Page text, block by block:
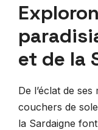
et de la
De l’éclat de
couchers de
la Sardaigne